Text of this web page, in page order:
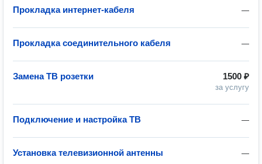
—
Прокладка интернет-кабеля
—
Прокладка соединительного кабеля
1500 ₽
за услугу
Замена ТВ розетки
—
Подключение и настройка ТВ
—
Установка телевизионной антенны